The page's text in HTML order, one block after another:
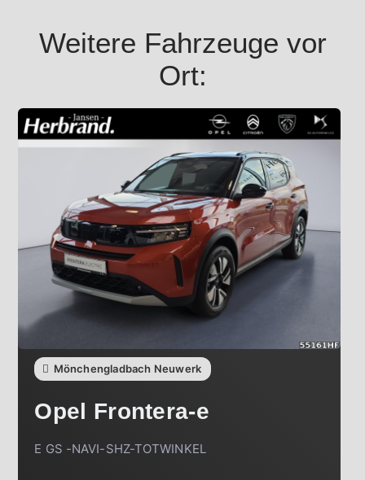
Weitere Fahrzeuge vor
Ort:
Mönchengladbach Neuwerk
Opel Frontera-e
E GS -NAVI-SHZ-TOTWINKEL